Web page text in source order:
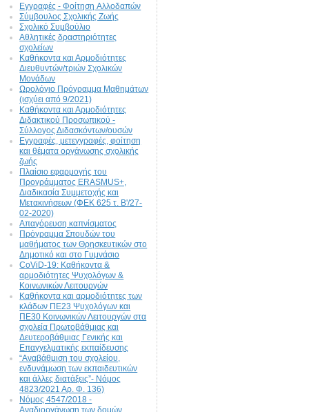
Εγγραφές - Φοίτηση Aλλοδαπών
Σύμβουλος Σχολικής Ζωής
Σχολικό Συμβούλιο
Αθλητικές δραστηριότητες
σχολείων
Καθήκοντα και Αρμοδιότητες
Διευθυντών/τριών Σχολικών
Μονάδων
Ωρολόγιο Πρόγραμμα Μαθημάτων
(ισχύει από 9/2021)
Καθήκοντα και Αρμοδιότητες
Διδακτικού Προσωπικού -
Σύλλογος Διδασκόντων/ουσών
Εγγραφές, μετεγγραφές, φοίτηση
και θέματα οργάνωσης σχολικής
ζωής
Πλαίσιο εφαρμογής του
Προγράμματος ERASMUS+,
Διαδικασία Συμμετοχής και
Μετακινήσεων (ΦΕΚ 625 τ. Β'/27-
02-2020)
Απαγόρευση καπνίσματος
Πρόγραμμα Σπουδών του
μαθήματος των Θρησκευτικών στο
Δημοτικό και στο Γυμνάσιο
CoViD-19: Kαθήκοντα &
αρμοδιότητες Ψυχολόγων &
Κοινωνικών Λειτουργών
Καθήκοντα και αρμοδιότητες των
κλάδων ΠΕ23 Ψυχολόγων και
ΠΕ30 Κοινωνικών Λειτουργών στα
σχολεία Πρωτοβάθμιας και
Δευτεροβάθμιας Γενικής και
Επαγγελματικής εκπαίδευσης
“Αναβάθμιση του σχολείου,
ενδυνάμωση των εκπαιδευτικών
και άλλες διατάξεις”- Νόμος
4823/2021 Αρ. Φ. 136)
Νόμος 4547/2018 -
Αναδιοργάνωση των δομών